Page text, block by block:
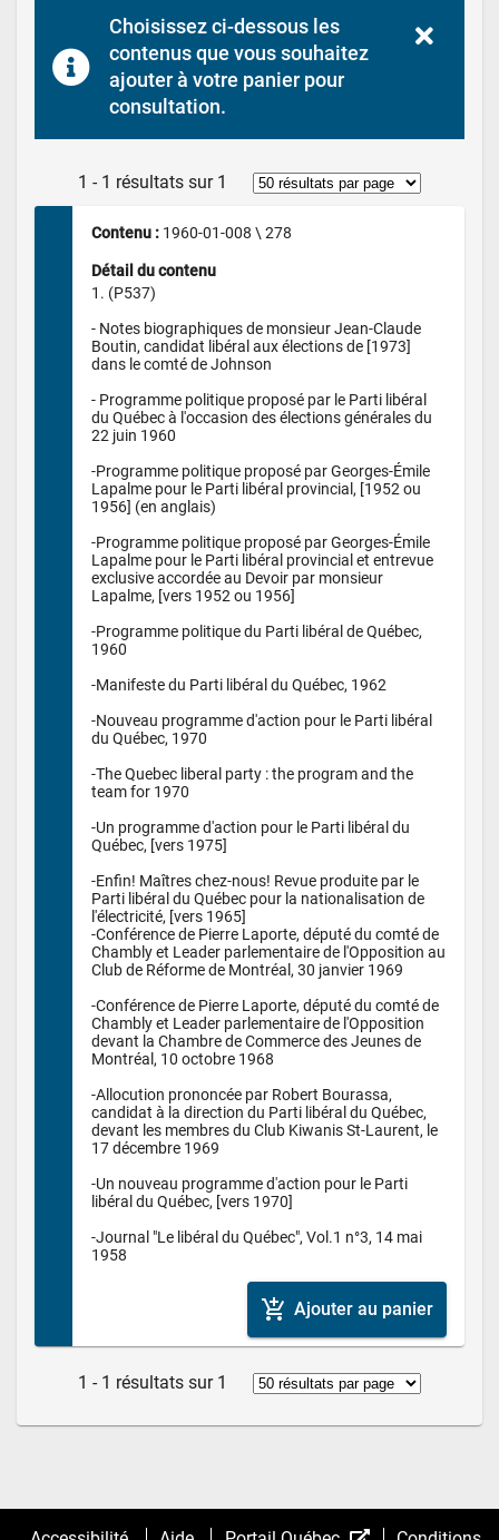
Choisissez ci-dessous les
contenus que vous souhaitez
ajouter à votre panier pour
consultation.
1 - 1 résultats sur 1
Contenu : 1960-01-008 \ 278
Détail du contenu
1. (P537)
- Notes biographiques de monsieur Jean-Claude
Boutin, candidat libéral aux élections de [1973]
dans le comté de Johnson
- Programme politique proposé par le Parti libéral
du Québec à l'occasion des élections générales du
22 juin 1960
-Programme politique proposé par Georges-Émile
Lapalme pour le Parti libéral provincial, [1952 ou
1956] (en anglais)
-Programme politique proposé par Georges-Émile
Lapalme pour le Parti libéral provincial et entrevue
exclusive accordée au Devoir par monsieur
Lapalme, [vers 1952 ou 1956]
-Programme politique du Parti libéral de Québec,
1960
-Manifeste du Parti libéral du Québec, 1962
-Nouveau programme d'action pour le Parti libéral
du Québec, 1970
-The Quebec liberal party : the program and the
team for 1970
-Un programme d'action pour le Parti libéral du
Québec, [vers 1975]
-Enfin! Maîtres chez-nous! Revue produite par le
Parti libéral du Québec pour la nationalisation de
l'électricité, [vers 1965]
-Conférence de Pierre Laporte, député du comté de
Chambly et Leader parlementaire de l'Opposition au
Club de Réforme de Montréal, 30 janvier 1969
-Conférence de Pierre Laporte, député du comté de
Chambly et Leader parlementaire de l'Opposition
devant la Chambre de Commerce des Jeunes de
Montréal, 10 octobre 1968
-Allocution prononcée par Robert Bourassa,
candidat à la direction du Parti libéral du Québec,
devant les membres du Club Kiwanis St-Laurent, le
17 décembre 1969
-Un nouveau programme d'action pour le Parti
libéral du Québec, [vers 1970]
-Journal "Le libéral du Québec", Vol.1 n°3, 14 mai
1958
add_shopping_cart Ajouter au panier
1 - 1 résultats sur 1